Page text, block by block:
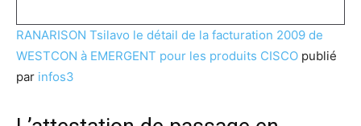
RANARISON Tsilavo le détail de la facturation 2009 de
WESTCON à EMERGENT pour les produits CISCO publié
par infos3